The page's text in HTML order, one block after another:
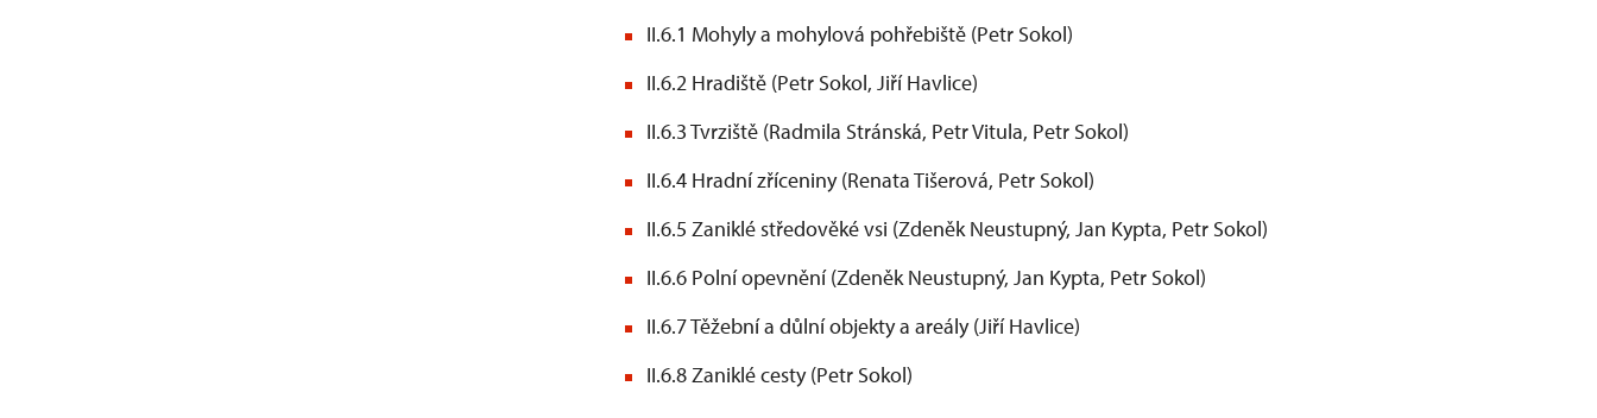
II.6.1 Mohyly a mohylová pohřebiště (Petr Sokol)
II.6.2 Hradiště (Petr Sokol, Jiří Havlice)
II.6.3 Tvrziště (Radmila Stránská, Petr Vitula, Petr Sokol)
II.6.4 Hradní zříceniny (Renata Tišerová, Petr Sokol)
II.6.5 Zaniklé středověké vsi (Zdeněk Neustupný, Jan Kypta, Petr Sokol)
II.6.6 Polní opevnění (Zdeněk Neustupný, Jan Kypta, Petr Sokol)
II.6.7 Těžební a důlní objekty a areály (Jiří Havlice)
II.6.8 Zaniklé cesty (Petr Sokol)